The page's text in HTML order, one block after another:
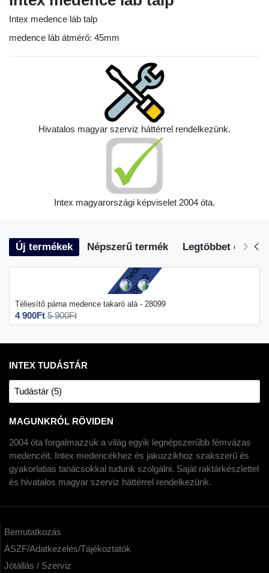
Intex medence láb talp
medence láb átmérő: 45mm
Hivatalos magyar szerviz háttérrel rendelkezünk.
Intex magyarországi képviselet 2004 óta.
Új termékek Népszerű termék Legtöbbet eladott
Téliesítő párna medence takaró alá - 28099
4 900Ft 5 900Ft
INTEX TUDÁSTÁR
Tudástár (5)
MAGUNKRÓL RÖVIDEN
2004 óta forgalmazzuk a világ egyik legnépszerűbb fémvázas
medencéit. Intex medencékhez és jakuzzikhoz szakszerű és
gyakorlatias tanácsokkal tudunk szolgálni. Saját raktárkészlettel
és hivatalos magyar szerviz háttérrel rendelkezünk.
Bemutatkozás
ÁSZF/Adatkezelés/Tájékoztatók
Jótállás / Szerviz